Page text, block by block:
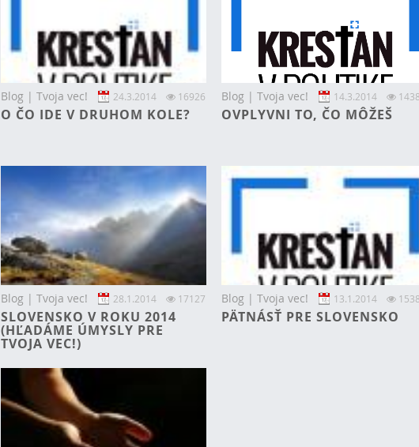
Blog | Tvoja vec! 24.3.2014 16926
O ČO IDE V DRUHOM KOLE?
Blog | Tvoja vec! 14.3.2014
OVPLYVNI TO, ČO MÔŽEŠ
Blog | Tvoja vec! 28.1.2014 17127
SLOVENSKO V ROKU 2014
(HĽADÁME ÚMYSLY PRE
TVOJA VEC!)
Blog | Tvoja vec! 13.1.2014
PÄTNÁSŤ PRE SLOVENSKO